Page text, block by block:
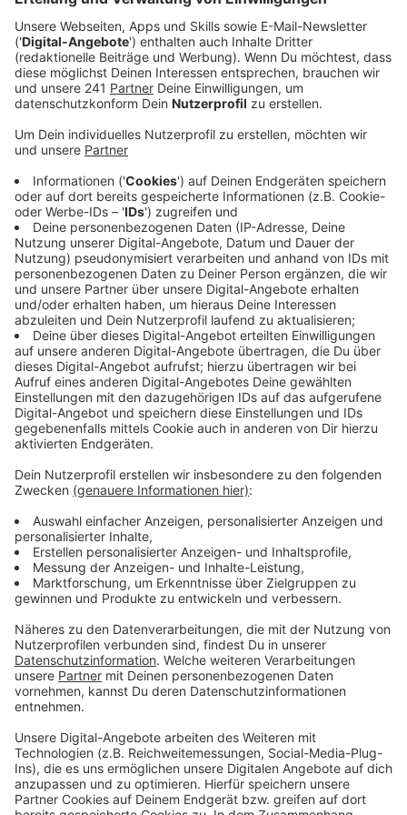
Verteilung der Menschenmassen im Kwartier
Latäng.
Veröffentlicht: Freitag, 11.11.2022 06:44
Anzeige
Mit mehreren Sperr- und Kontrollstellen soll verhindert
werden, dass zu viele Menschen gleichzeitig ins
Viertel strömen.
Stadtdirektorin Andrea Blome appelliert an die
Feiernden sich respektvoll zu verhalten. Die
Mitarbeiter des Ordnungsdienstes seien angewiesen
konsequent gegen Vermüllung, Wildpinkler und
übermäßigen Alkoholskonsum vorzugehen.
In den Hotspots sollen mehrere Hundert zusätzliche
WC-Anlagen oder Urinale aufgestellt werden.
Grundsätzlich appelliert die Polizei auf Kostümen mit
verzichten, dies könne zu unangenehmen und
gefährlichen Verwechslungen führen.
Anzeige
Und auch im Bergischen wird der Sessionsauftakt
gefeiert. In Engelskirchen zum Beispiel eröffnet die
KG Närrische Oberberger die Session um 11 Uhr 11 am
Festplatz der KG neben dem Aggertalgymnasium.
Eine Übersicht über den Sessionsauftakt im
Bergischen gibt es hier:
https://www.radioberg.de/artikel/die-